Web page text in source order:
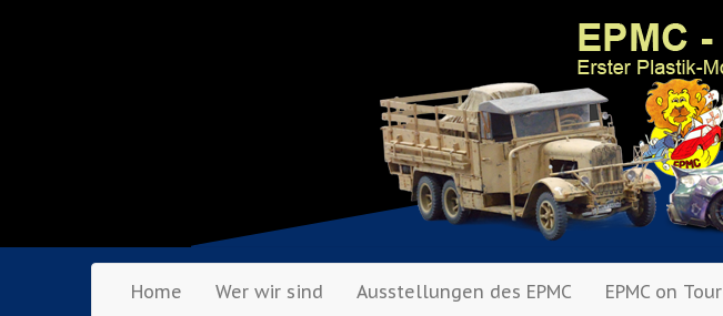
Home Wer wir sind Ausstellungen des EPMC EPMC on Tour